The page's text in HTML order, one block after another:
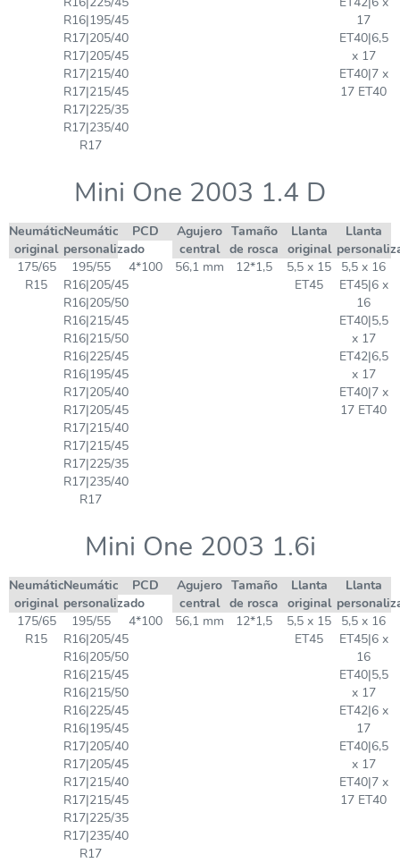
R16|195/45
R17|205/40
R17|205/45
R17|215/40
R17|215/45
R17|225/35
R17|235/40
R17
17
ET40|6,5
x 17
ET40|7 x
17 ET40
Mini One 2003 1.4 D
Neumático
original
Neumático
personalizado
PCD
Agujero
central
Tamaño
de rosca
Llanta
original
Llanta
175/65
R15
195/55
R16|205/45
R16|205/50
R16|215/45
R16|215/50
R16|225/45
R16|195/45
R17|205/40
R17|205/45
R17|215/40
R17|215/45
R17|225/35
R17|235/40
R17
4*100 56,1 mm 12*1,5
5,5 x 15
ET45
5,5 x 16
ET45|6 x
16
ET40|5,5
x 17
ET42|6,5
x 17
ET40|7 x
17 ET40
Mini One 2003 1.6i
Neumático
original
Neumático
personalizado
PCD
Agujero
central
Tamaño
de rosca
Llanta
original
Llanta
175/65
R15
195/55
R16|205/45
R16|205/50
R16|215/45
R16|215/50
R16|225/45
R16|195/45
R17|205/40
R17|205/45
R17|215/40
R17|215/45
R17|225/35
R17|235/40
R17
4*100 56,1 mm 12*1,5
5,5 x 15
ET45
5,5 x 16
ET45|6 x
16
ET40|5,5
x 17
ET42|6 x
17
ET40|6,5
x 17
ET40|7 x
17 ET40